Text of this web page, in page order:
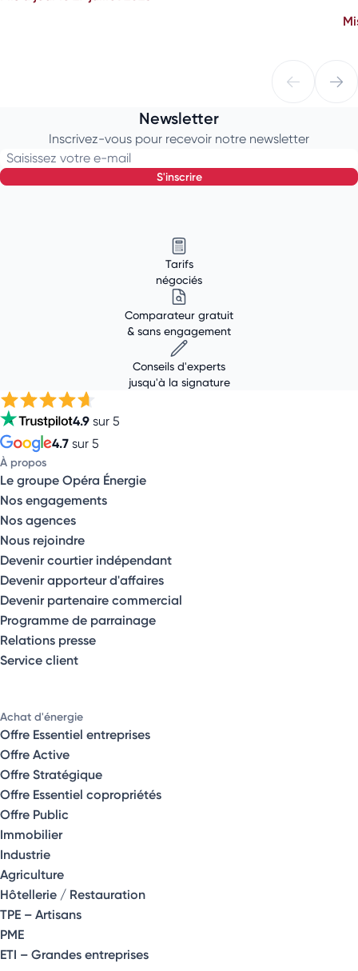
Newsletter
Inscrivez-vous pour recevoir notre newsletter
Saisissez votre e-mail
s'inscrire
Tarifs
négociés
Comparateur gratuit
& sans engagement
Conseils d'experts
jusqu'à la signature
4.9 sur 5
4.7 sur 5
À propos
Le groupe Opéra Énergie
Nos engagements
Nos agences
Nous rejoindre
Devenir courtier indépendant
Devenir apporteur d'affaires
Devenir partenaire commercial
Programme de parrainage
Relations presse
Service client
Achat d'énergie
Offre Essentiel entreprises
Offre Active
Offre Stratégique
Offre Essentiel copropriétés
Offre Public
Immobilier
Industrie
Agriculture
Hôtellerie / Restauration
TPE – Artisans
PME
ETI – Grandes entreprises